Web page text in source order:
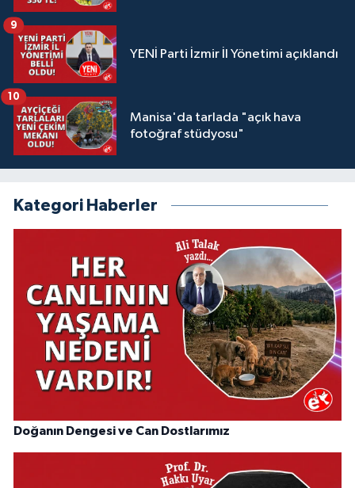
YENİ Parti İzmir İl Yönetimi açıklandı
9
Manisa'da tarlada "açık hava
fotoğraf stüdyosu"
10
Kategori Haberler
Doğanın Dengesi ve Can Dostlarımız